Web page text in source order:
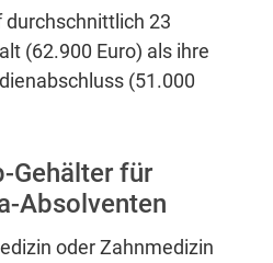
23
(62.900 Euro) als ihre
(51.000
Gehälter für
Absolventen
oder Zahnmedizin